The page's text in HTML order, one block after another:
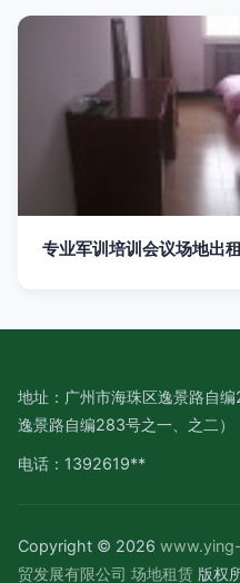
专业军训培训会议场地出
地址：广州市海珠区逸景路自
逸景路自编283号之一、之二）
电话：1392619**
Copyright © 2026
贸发展有限公司 场地租赁 版权